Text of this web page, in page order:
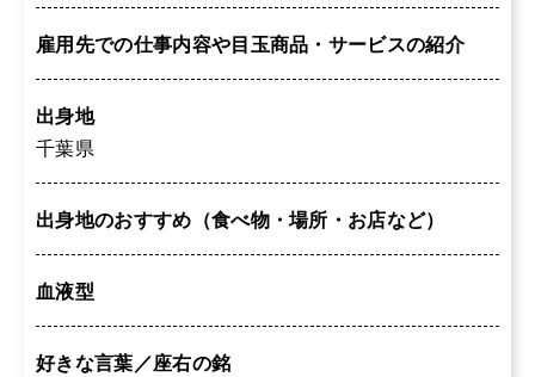
雇用先での仕事内容や目玉商品・サービスの紹介
出身地
千葉県
出身地のおすすめ（食べ物・場所・お店など）
血液型
好きな言葉／座右の銘